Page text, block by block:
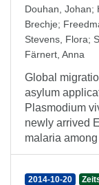
Douhan, Johan;
Brechje;
Stevens, Flora;
Färnert, Anna
Global
asylum
Plasmodium
newly arrived
malaria
2014-10-20